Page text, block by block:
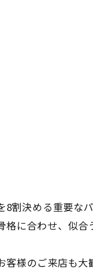
8割決める重要な
格に合わせ、似
客様のご来店も大